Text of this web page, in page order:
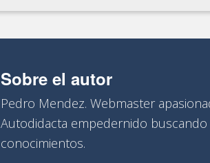
Sobre el autor
Pedro Mendez. Webmaster
Autodidacta empedernido
conocimientos.